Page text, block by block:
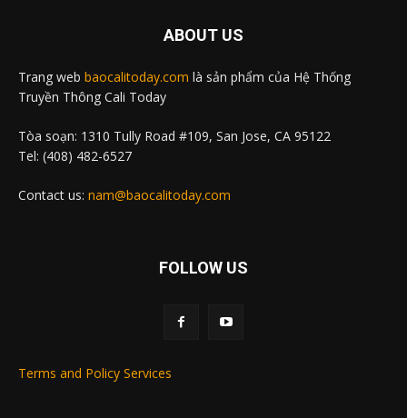
ABOUT US
Trang web baocalitoday.com là sản phẩm của Hệ Thống
Truyền Thông Cali Today
Tòa soạn: 1310 Tully Road #109, San Jose, CA 95122
Tel: (408) 482-6527
Contact us: nam@baocalitoday.com
FOLLOW US
Terms and Policy Services